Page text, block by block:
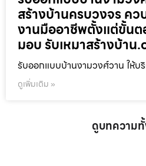
สร้างบ้านครบวงจร ค
งานมืออาชีพตั้งแต่ขั้น
มอบ รับเหมาสร้างบ้าน
รับออกแบบบ้านงามวงศ์วาน ให้บ
ดูเพิ่มเติม »
ดูบทความ